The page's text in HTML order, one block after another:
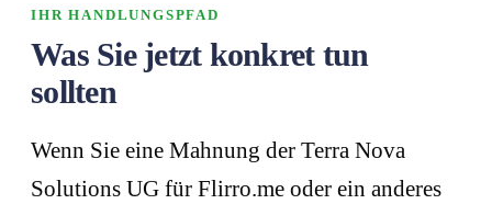
IHR HANDLUNGSPFAD
Was Sie jetzt konkret tun
sollten
Wenn Sie eine Mahnung der Terra Nova
Solutions UG für Flirro.me oder ein anderes